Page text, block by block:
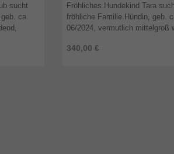
sucht
ca.
auf
340,00 €
Fröhliches Hundekind Tara
fröhliche Familie Hündin, geb.
06/2024, vermutlich mittelgroß
Test auf Babesiose, Borreliose,